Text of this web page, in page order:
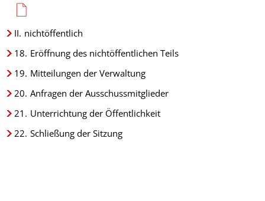
II. nichtöffentlich
18. Eröffnung des nichtöffentlichen Teils
19. Mitteilungen der Verwaltung
20. Anfragen der Ausschussmitglieder
21. Unterrichtung der Öffentlichkeit
22. Schließung der Sitzung